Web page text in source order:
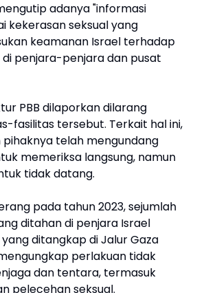
adanya "informasi
kekerasan seksual yang
keamanan Israel terhadap
penjara-penjara dan pusat
PBB dilaporkan dilarang
fasilitas tersebut. Terkait hal ini,
telah mengundang
memeriksa langsung, namun
tidak datang.
pada tahun 2023, sejumlah
ditahan di penjara Israel
ditangkap di Jalur Gaza
perlakuan tidak
dan tentara, termasuk
pelecehan seksual.